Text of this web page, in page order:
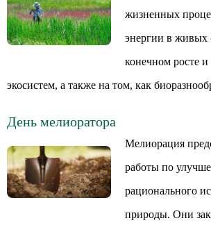
жизненных
энергии в живых
конечном росте
экосистем, а также на том, как
День мелиоратора
Мелиорация
работы по
рационального
природы. Они